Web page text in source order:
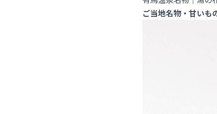
ご当地名物・甘いも